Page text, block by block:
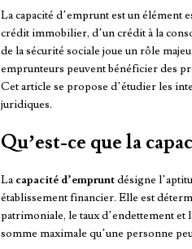
La capacité d’emprunt est un élément
crédit immobilier, d’un crédit à la
de la sécurité sociale joue un rôle
emprunteurs peuvent bénéficier des
Cet article se propose d’étudier les
juridiques.
Qu’est-ce que la
La capacité d’empruntdésigne
établissement financier. Elle est
patrimoniale, le taux d’endettement et
somme maximale qu’une personne